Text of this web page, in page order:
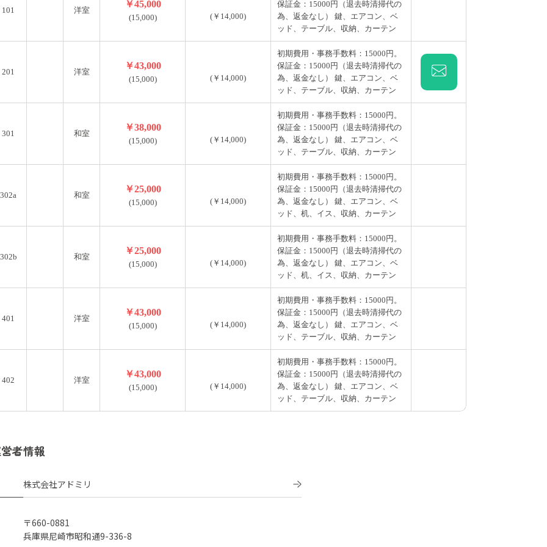
101 洋室
￥45,000
(15,000) (￥14,000)
保証金：15000円（退去時清掃代の
為、返金なし） 鍵、エアコン、ベ
ッド、テーブル、収納、カーテン
201 洋室
￥43,000
(15,000) (￥14,000)
初期費用・事務手数料：15000円。
保証金：15000円（退去時清掃代の
為、返金なし） 鍵、エアコン、ベ
ッド、テーブル、収納、カーテン
301 和室
￥38,000
(15,000) (￥14,000)
初期費用・事務手数料：15000円。
保証金：15000円（退去時清掃代の
為、返金なし） 鍵、エアコン、ベ
ッド、テーブル、収納、カーテン
302a 和室
￥25,000
(15,000) (￥14,000)
初期費用・事務手数料：15000円。
保証金：15000円（退去時清掃代の
為、返金なし） 鍵、エアコン、ベ
ッド、机、イス、収納、カーテン
302b 和室
￥25,000
(15,000) (￥14,000)
初期費用・事務手数料：15000円。
保証金：15000円（退去時清掃代の
為、返金なし） 鍵、エアコン、ベ
ッド、机、イス、収納、カーテン
401 洋室
￥43,000
(15,000) (￥14,000)
初期費用・事務手数料：15000円。
保証金：15000円（退去時清掃代の
為、返金なし） 鍵、エアコン、ベ
ッド、テーブル、収納、カーテン
402 洋室
￥43,000
(15,000) (￥14,000)
初期費用・事務手数料：15000円。
保証金：15000円（退去時清掃代の
為、返金なし） 鍵、エアコン、ベ
ッド、テーブル、収納、カーテン
者情報
株式会社アドミリ
〒660-0881
兵庫県尼崎市昭和通9-336-8